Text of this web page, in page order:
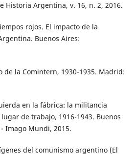
Historia Argentina, v. 16, n. 2, 2016.
rojos. El impacto de la
Buenos Aires:
de la Comintern, 1930-1935. Madrid:
en la fábrica: la militancia
de trabajo, 1916-1943. Buenos
Imago Mundi, 2015.
del comunismo argentino (El